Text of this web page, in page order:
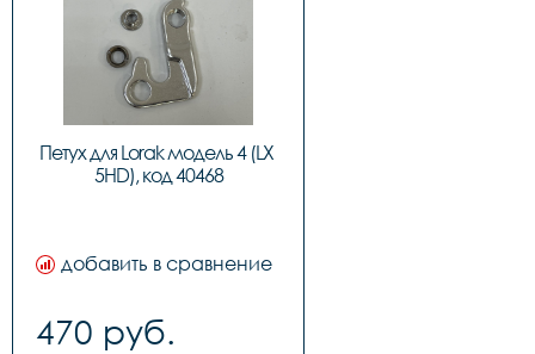
Петух для Lorak модель 4 (LX
5HD), код 40468
добавить в сравнение
470 руб.